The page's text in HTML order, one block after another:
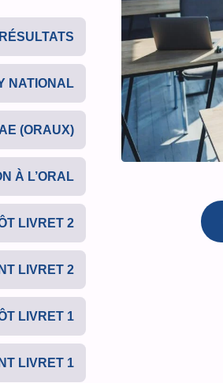
NATIONAL
(ORAUX)
À L’ORAL
LIVRET 2
LIVRET 2
LIVRET 1
LIVRET 1